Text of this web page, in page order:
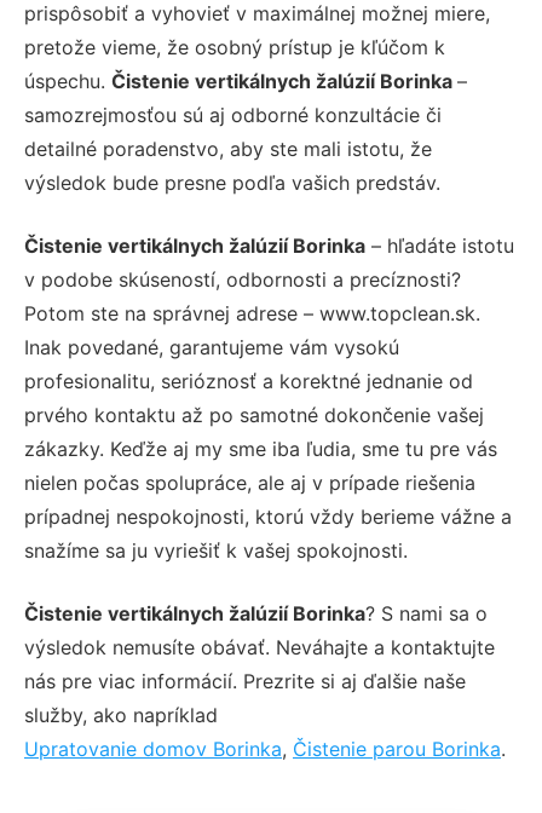
prispôsobiť a vyhovieť v maximálnej možnej miere,
pretože vieme, že osobný prístup je kľúčom k
úspechu. Čistenie vertikálnych žalúzií Borinka –
samozrejmosťou sú aj odborné konzultácie či
detailné poradenstvo, aby ste mali istotu, že
výsledok bude presne podľa vašich predstáv.
Čistenie vertikálnych žalúzií Borinka – hľadáte istotu
v podobe skúseností, odbornosti a precíznosti?
Potom ste na správnej adrese – www.topclean.sk.
Inak povedané, garantujeme vám vysokú
profesionalitu, serióznosť a korektné jednanie od
prvého kontaktu až po samotné dokončenie vašej
zákazky. Keďže aj my sme iba ľudia, sme tu pre vás
nielen počas spolupráce, ale aj v prípade riešenia
prípadnej nespokojnosti, ktorú vždy berieme vážne a
snažíme sa ju vyriešiť k vašej spokojnosti.
Čistenie vertikálnych žalúzií Borinka? S nami sa o
výsledok nemusíte obávať. Neváhajte a kontaktujte
nás pre viac informácií. Prezrite si aj ďalšie naše
služby, ako napríklad
Upratovanie domov Borinka, Čistenie parou Borinka.